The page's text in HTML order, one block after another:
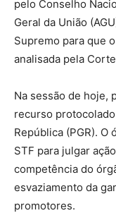
pelo Conselho
Geral da União
Supremo para que
analisada pela
Na sessão de hoje,
recurso
República (PGR).
STF para julgar
competência do
esvaziamento da
promotores.